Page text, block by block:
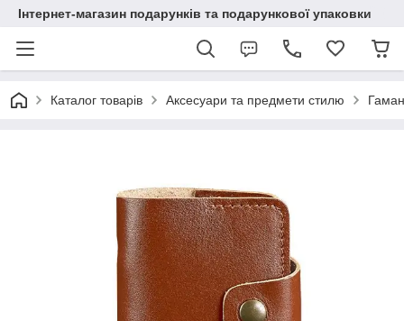
Інтернет-магазин подарунків та подарункової упаковки
Каталог товарів Аксесуари та предмети стилю